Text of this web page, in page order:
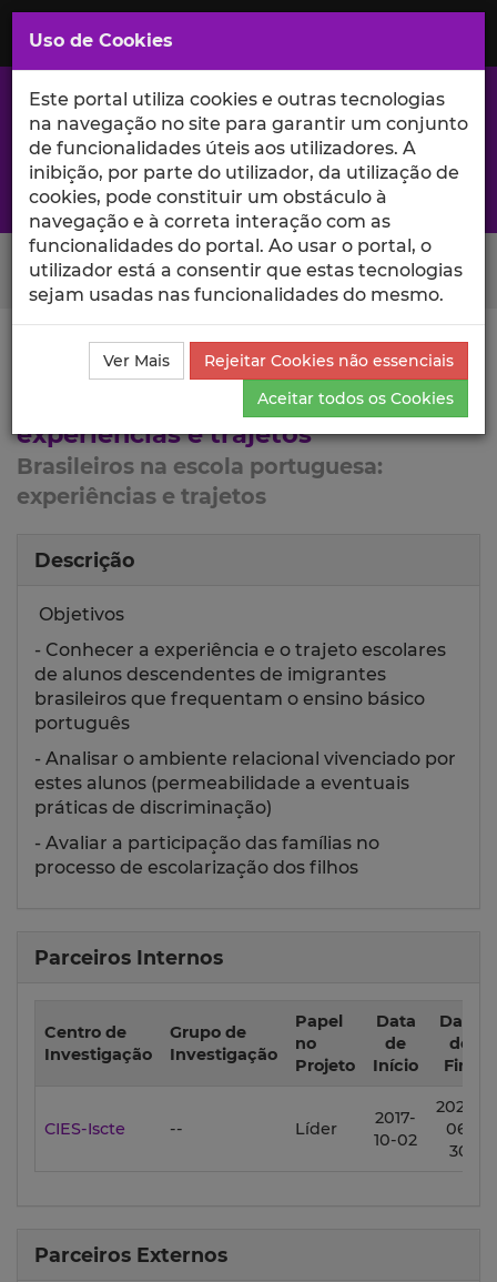
Saltar
para
Conteúdo
Principal
A excelência da investigação e ciência no Iscte
Search Button
Ciência_Iscte Lista de Projetos Projeto
Brasileiros na escola portuguesa:
experiências e trajetos
Brasileiros na escola portuguesa:
experiências e trajetos
Descrição
Objetivos
- Conhecer a experiência e o trajeto escolares
de alunos descendentes de imigrantes
brasileiros que frequentam o ensino básico
português
- Analisar o ambiente relacional vivenciado por
estes alunos (permeabilidade a eventuais
práticas de discriminação)
- Avaliar a participação das famílias no
processo de escolarização dos filhos
Parceiros Internos
Centro de
Investigação
Grupo de
Investigação
Papel
no
Projeto
Data
de
Início
Data
de
Fim
CIES-Iscte -- Líder
2017-
10-02
2020-
06-
30
Parceiros Externos
Uso de Cookies
Este portal utiliza cookies e outras tecnologias
na navegação no site para garantir um conjunto
de funcionalidades úteis aos utilizadores. A
inibição, por parte do utilizador, da utilização de
cookies, pode constituir um obstáculo à
navegação e à correta interação com as
funcionalidades do portal. Ao usar o portal, o
utilizador está a consentir que estas tecnologias
sejam usadas nas funcionalidades do mesmo.
Ver Mais
Rejeitar Cookies não essenciais
Aceitar todos os Cookies